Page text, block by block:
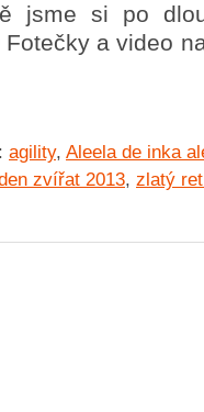
jsme si po
a video
agility, Aleela de inka
zvířat 2013, zlatý